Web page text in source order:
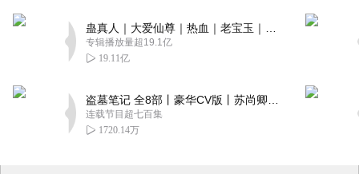
专辑播放量超19.1亿
19.11亿
连载节目超七百集
1720.14万